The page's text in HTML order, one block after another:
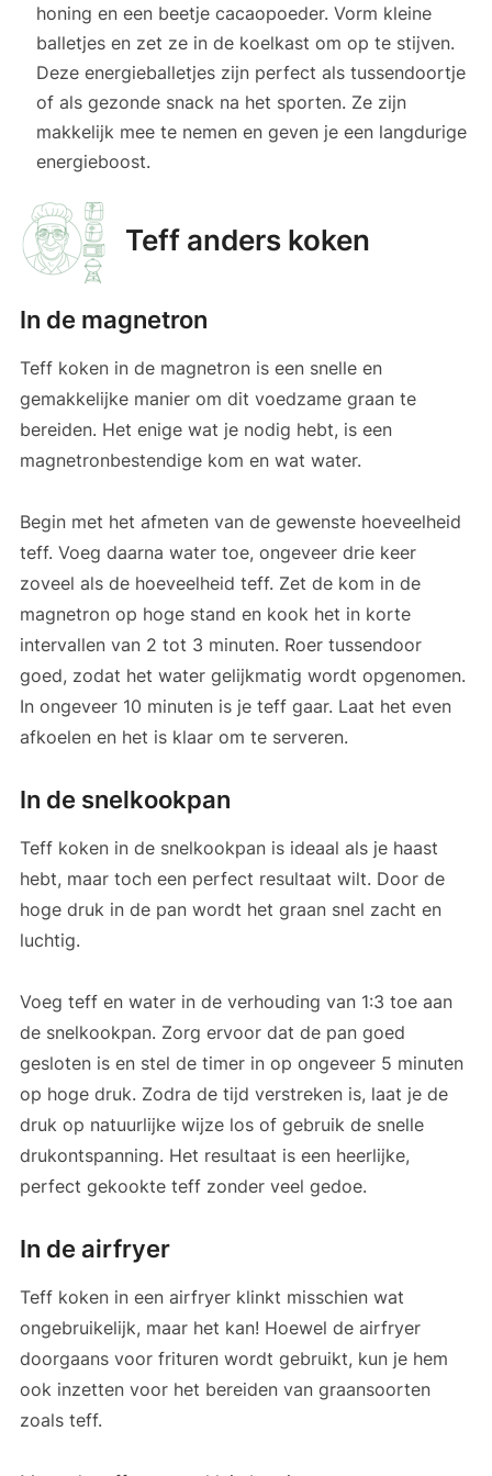
honing en een beetje cacaopoeder. Vorm kleine
balletjes en zet ze in de koelkast om op te stijven.
Deze energieballetjes zijn perfect als tussendoortje
of als gezonde snack na het sporten. Ze zijn
makkelijk mee te nemen en geven je een langdurige
energieboost.
Teff anders koken
In de magnetron
Teff koken in de magnetron is een snelle en
gemakkelijke manier om dit voedzame graan te
bereiden. Het enige wat je nodig hebt, is een
magnetronbestendige kom en wat water.
Begin met het afmeten van de gewenste hoeveelheid
teff. Voeg daarna water toe, ongeveer drie keer
zoveel als de hoeveelheid teff. Zet de kom in de
magnetron op hoge stand en kook het in korte
intervallen van 2 tot 3 minuten. Roer tussendoor
goed, zodat het water gelijkmatig wordt opgenomen.
In ongeveer 10 minuten is je teff gaar. Laat het even
afkoelen en het is klaar om te serveren.
In de snelkookpan
Teff koken in de snelkookpan is ideaal als je haast
hebt, maar toch een perfect resultaat wilt. Door de
hoge druk in de pan wordt het graan snel zacht en
luchtig.
Voeg teff en water in de verhouding van 1:3 toe aan
de snelkookpan. Zorg ervoor dat de pan goed
gesloten is en stel de timer in op ongeveer 5 minuten
op hoge druk. Zodra de tijd verstreken is, laat je de
druk op natuurlijke wijze los of gebruik de snelle
drukontspanning. Het resultaat is een heerlijke,
perfect gekookte teff zonder veel gedoe.
In de airfryer
Teff koken in een airfryer klinkt misschien wat
ongebruikelijk, maar het kan! Hoewel de airfryer
doorgaans voor frituren wordt gebruikt, kun je hem
ook inzetten voor het bereiden van graansoorten
zoals teff.